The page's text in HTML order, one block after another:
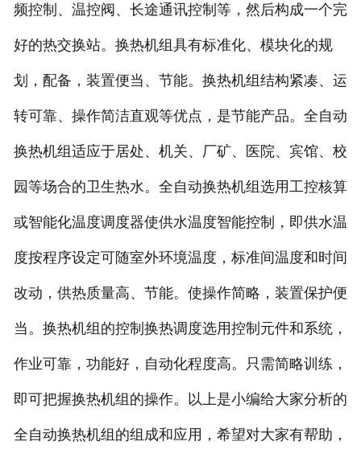
频控制、温控阀、长途通讯控制等，然后构成一个完
好的热交换站。换热机组具有标准化、模块化的规
划，配备，装置便当、节能。换热机组结构紧凑、运
转可靠、操作简洁直观等优点，是节能产品。全自动
换热机组适应于居处、机关、厂矿、医院、宾馆、校
园等场合的卫生热水。全自动换热机组选用工控核算
或智能化温度调度器使供水温度智能控制，即供水温
度按程序设定可随室外环境温度，标准间温度和时间
改动，供热质量高、节能。使操作简略，装置保护便
当。换热机组的控制换热调度选用控制元件和系统，
作业可靠，功能好，自动化程度高。只需简略训练，
即可把握换热机组的操作。以上是小编给大家分析的
全自动换热机组的组成和应用，希望对大家有帮助，